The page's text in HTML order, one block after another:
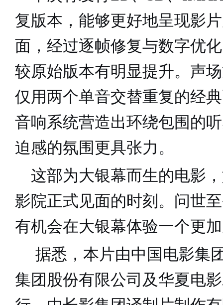
复版本，能够更好地呈现影
面，经过逐帧修复与数字优
较原始版本有明显提升。声
仅用两个单音交替重复的经
音响系统营造出环绕包围的
迫感的氛围 更具张力。
这部为大银幕而生的电影
影院正式见面的时刻。问世
有机会在大银幕体验一个更
据悉，本片由中国电影集
集团股份有限公司及华夏电